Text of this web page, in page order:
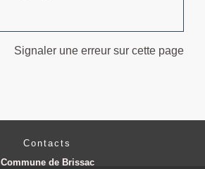
Signaler une erreur sur cette page
Contacts
Commune de Brissac